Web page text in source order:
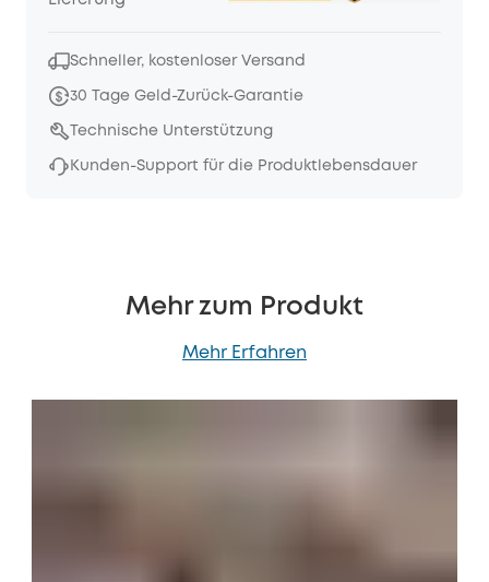
Schneller, kostenloser Versand
30 Tage Geld-Zurück-Garantie
Technische Unterstützung
Kunden-Support für die Produktlebensdauer
Mehr zum Produkt
Mehr Erfahren